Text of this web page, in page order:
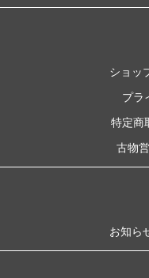
ショッ
プラ
特定商
古物
お知ら